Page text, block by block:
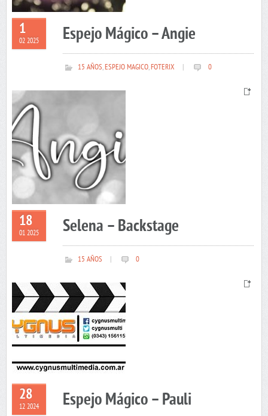
1
02 2025 Espejo Mágico – Angie
15 AÑOS,ESPEJO MAGICO,FOTERIX 0
18
01 2025 Selena – Backstage
15 AÑOS 0
28
12 2024 Espejo Mágico – Pauli